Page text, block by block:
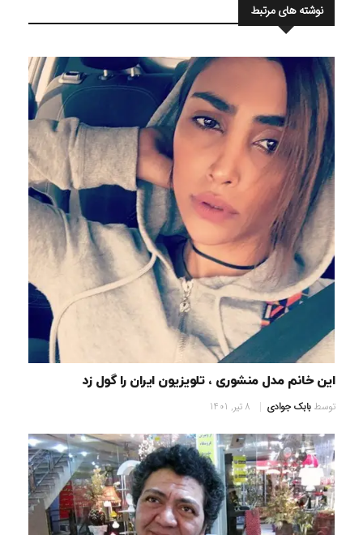
نوشته های مرتبط
این خانم مدل منشوری ، تلویزیون ایران را گول زد
توسطبابک جوادی 8 تیر, 1401